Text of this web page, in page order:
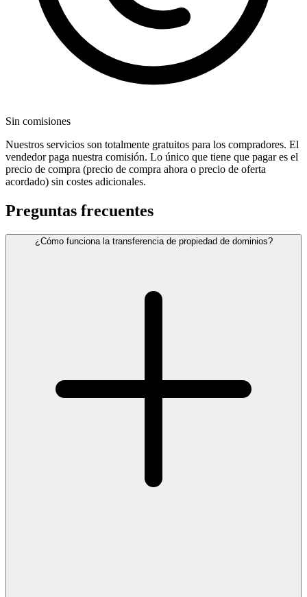
Sin comisiones
Nuestros servicios son totalmente gratuitos para los compradores. El
vendedor paga nuestra comisión. Lo único que tiene que pagar es el
precio de compra (precio de compra ahora o precio de oferta
acordado) sin costes adicionales.
Preguntas frecuentes
¿Cómo funciona la transferencia de propiedad de dominios?